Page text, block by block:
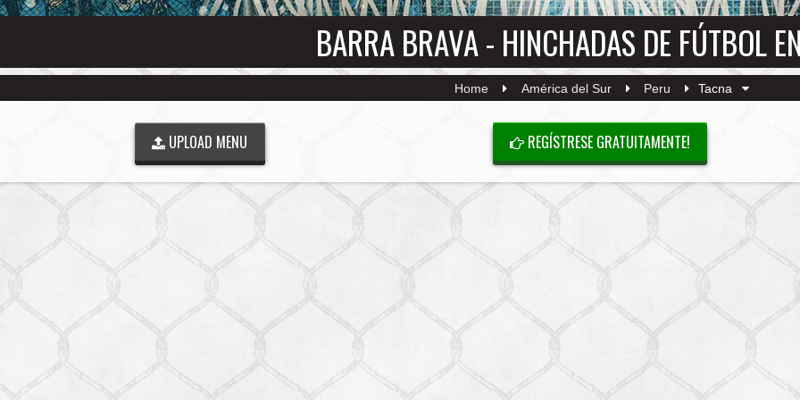
BARRA BRAVA - HINCHADAS DE FÚTBOL
Home América del Sur Peru Tacna
UPLOAD MENU REGÍSTRESE GRATUITAMENTE!